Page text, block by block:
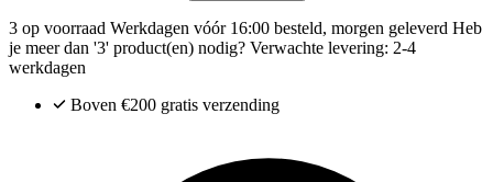
3 op voorraad Werkdagen vóór 16:00 besteld, morgen geleverd Heb
je meer dan '3' product(en) nodig? Verwachte levering: 2-4
werkdagen
Boven €200 gratis verzending